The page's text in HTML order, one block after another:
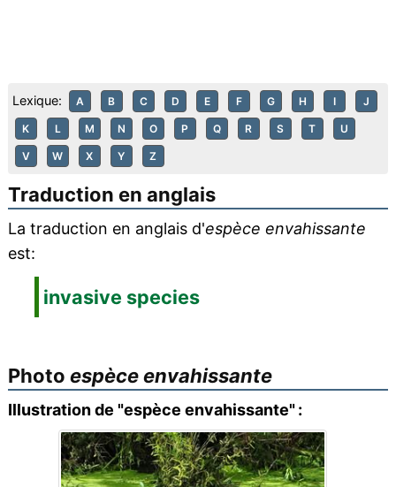
Lexique: A B C D E F G H I J
K L M N O P Q R S T U
V W X Y Z
Traduction en anglais
La traduction en anglais d'espèce envahissante
est:
invasive species
Photo espèce envahissante
Illustration de "espèce envahissante" :